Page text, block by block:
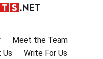
Meet the Team
Us
Write For Us